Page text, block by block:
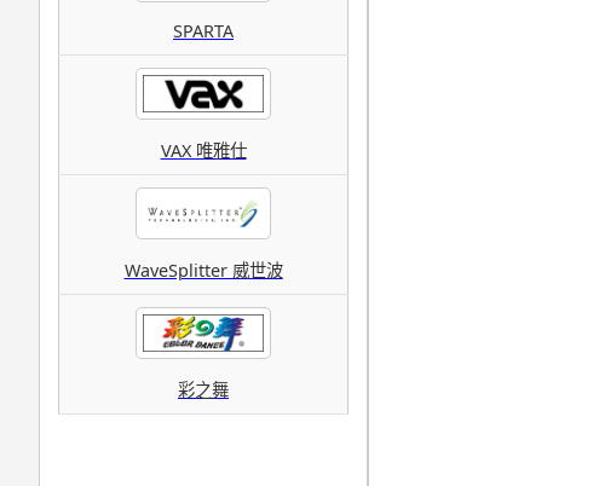
SPARTA
VAX 唯雅仕
WaveSplitter 威世波
彩之舞